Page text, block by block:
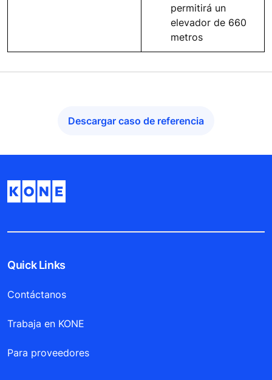
permitirá un
elevador de 660
metros
Descargar caso de referencia
Quick Links
Contáctanos
Trabaja en KONE
Para proveedores